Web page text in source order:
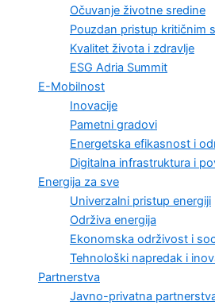
Očuvanje životne sredine
Pouzdan pristup kritičnim
Kvalitet života i zdravlje
ESG Adria Summit
E-Mobilnost
Inovacije
Pametni gradovi
Energetska efikasnost i
Digitalna infrastruktura i
Energija za sve
Univerzalni pristup energiji
Održiva energija
Ekonomska održivost i
Tehnološki napredak i
Partnerstva
Javno-privatna